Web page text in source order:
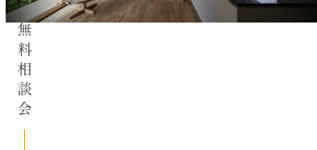
無料相談会